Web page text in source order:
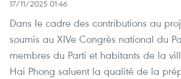
17/11/2025 01:46
Dans le cadre des contributions au
soumis au XIVe Congrès national du
membres du Parti et habitants de la
Hai Phong saluent la qualité de la